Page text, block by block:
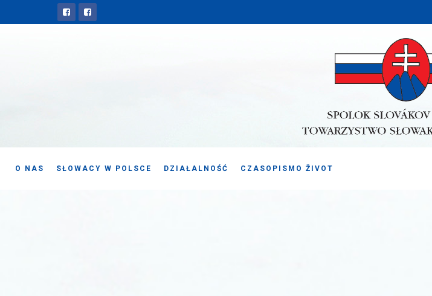
O NAS SŁOWACY W POLSCE DZIAŁALNOŚĆ CZASOPISMO ŽIVOT